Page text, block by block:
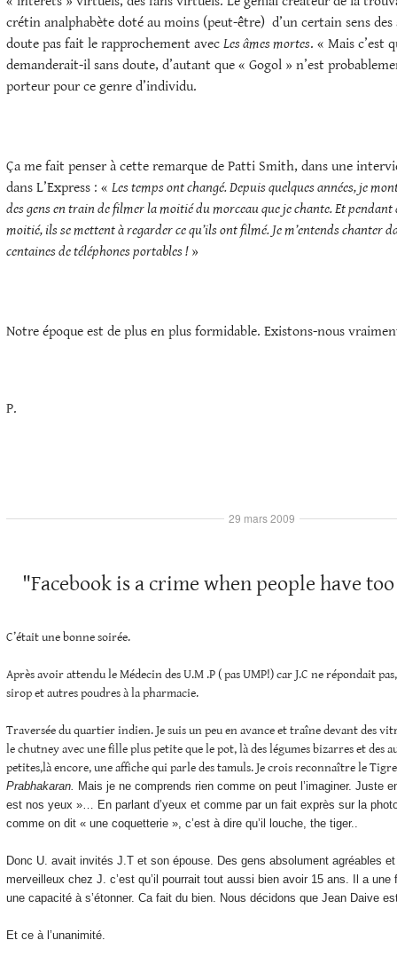
crétin analphabète doté au moins (peut-être) d’un certain sens des
doute pas fait le rapprochement avec Les âmes mortes. « Mais c’est
demanderait-il sans doute, d’autant que « Gogol » n’est
porteur pour ce genre d’individu.
Ça me fait penser à cette remarque de Patti Smith, dans une
dans L’Express : « Les temps ont changé. Depuis quelques années, je
des gens en train de filmer la moitié du morceau que je chante. Et pendant
moitié, ils se mettent à regarder ce qu’ils ont filmé. Je m’entends chanter
centaines de téléphones portables !»
Notre époque est de plus en plus formidable. Existons-nous
P.
"Facebook is a crime when people have
C’était une bonne soirée.
Après avoir attendu le Médecin des U.M .P ( pas UMP!) car J.C ne répondait
sirop et autres poudres à la pharmacie.
Traversée du quartier indien. Je suis un peu en avance et traîne devant des
le chutney avec une fille plus petite que le pot, là des légumes bizarres et des
petites,là encore, une affiche qui parle des tamuls. Je crois reconnaître le
Prabhakaran.
Mais je ne comprends rien comme on peut l’imaginer. Juste
est nos yeux »… En parlant d’yeux et comme par un fait exprès sur la
comme on dit « une coquetterie », c’est à dire qu’il louche, the tiger..
Donc U. avait invités J.T et son épouse. Des gens absolument agréables
merveilleux chez J. c’est qu’il pourrait tout aussi bien avoir 15 ans. Il a une
une capacité à s’étonner. Ca fait du bien. Nous décidons que Jean Daive
Et ce à l’unanimité.
29 mars 2009